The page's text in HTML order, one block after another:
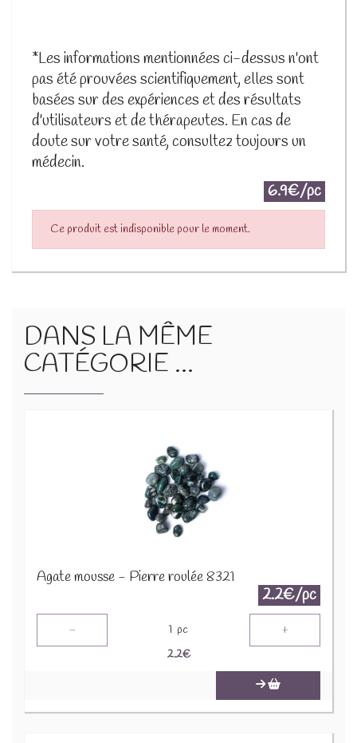
*Les informations mentionnées ci-dessus n'ont
pas été prouvées scientifiquement, elles sont
basées sur des expériences et des résultats
d'utilisateurs et de thérapeutes. En cas de
doute sur votre santé, consultez toujours un
médecin.
6.9€/pc
Ce produit est indisponible pour le moment.
DANS LA MÊME
CATÉGORIE ...
Agate mousse - Pierre roulée 8321
2.2€/pc
- 1 pc +
2.2€